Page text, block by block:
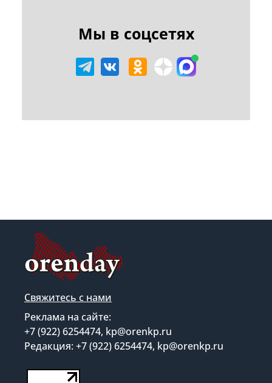
Мы в соцсетях
Свяжитесь с нами
Реклама на сайте:
+7 (922) 6254474, kp@orenkp.ru
Редакция: +7 (922) 6254474, kp@orenkp.ru